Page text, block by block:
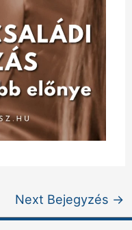
Next Bejegyzés →